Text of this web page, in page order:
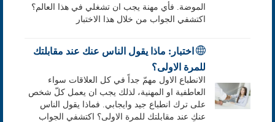
الموضة. فأي مهنة يجب ان تشغلي في هذا العالم؟
اكتشفي الجواب من خلال هذا الاختبار
اختبار: ماذا يقول الناس عنك عند مقابلتك
للمرة الاولى؟
الانطباع الاول مهمّ جداً في كل العلاقات سواء
العاطفية او المهنية، لذلك يجب ان يعمل كلّ شخص
على ترك انطباع جيد وايجابي. فماذا يقول الناس
عنكِ عند مقابلتك للمرة الاولى؟ اكتشفي الجواب